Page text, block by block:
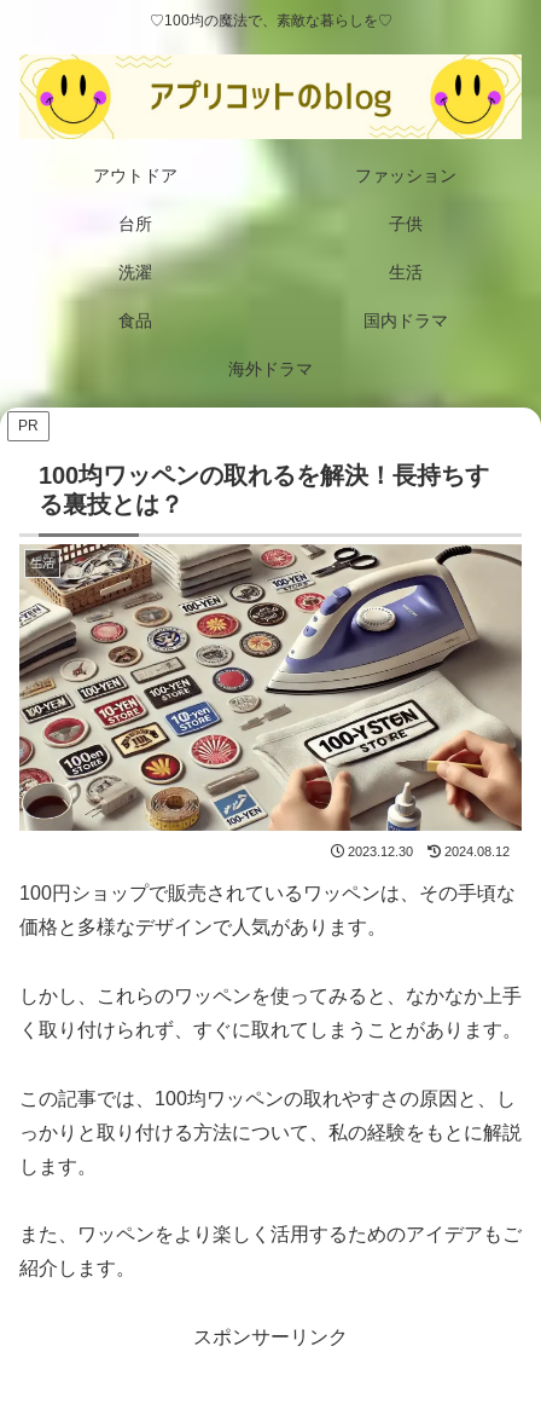
♡100均の魔法で、素敵な暮らしを♡
アウトドア ファッション
台所 子供
洗濯 生活
食品 国内ドラマ
海外ドラマ
PR
100均ワッペンの取れるを解決！長持ちす
る裏技とは？
生活
2023.12.30 2024.08.12
100円ショップで販売されているワッペンは、その手頃な
価格と多様なデザインで人気があります。
しかし、これらのワッペンを使ってみると、なかなか上手
く取り付けられず、すぐに取れてしまうことがあります。
この記事では、100均ワッペンの取れやすさの原因と、し
っかりと取り付ける方法について、私の経験をもとに解説
します。
また、ワッペンをより楽しく活用するためのアイデアもご
紹介します。
スポンサーリンク